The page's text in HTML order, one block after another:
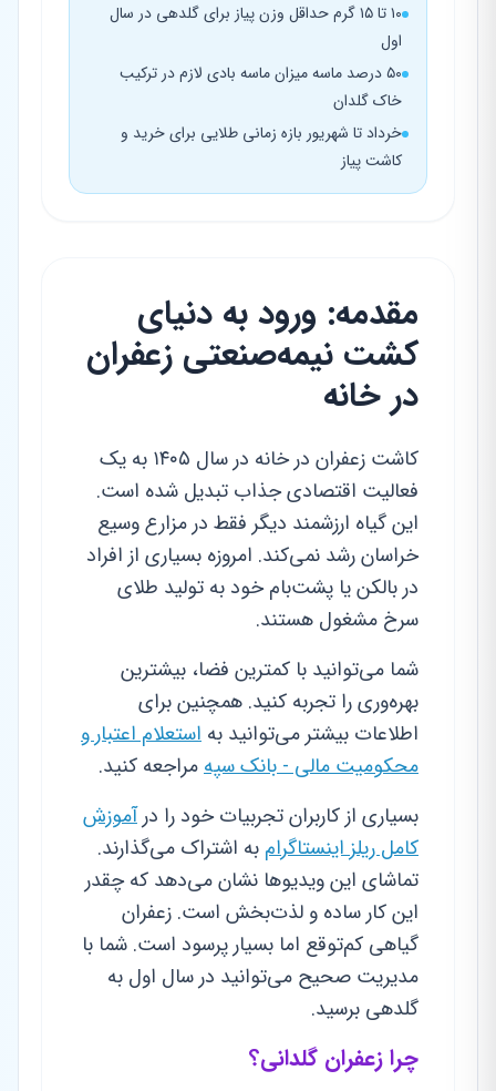
۱۰ تا ۱۵ گرم حداقل وزن پیاز برای گلدهی در سال
اول
۵۰ درصد ماسه میزان ماسه بادی لازم در ترکیب
خاک گلدان
خرداد تا شهریور بازه زمانی طلایی برای خرید و
کاشت پیاز
مقدمه: ورود به دنیای
کشت نیمه‌صنعتی زعفران
در خانه
کاشت زعفران در خانه در سال ۱۴۰۵ به یک
فعالیت اقتصادی جذاب تبدیل شده است.
این گیاه ارزشمند دیگر فقط در مزارع وسیع
خراسان رشد نمی‌کند. امروزه بسیاری از افراد
در بالکن یا پشت‌بام خود به تولید طلای
سرخ مشغول هستند.
شما می‌توانید با کمترین فضا، بیشترین
بهره‌وری را تجربه کنید. همچنین برای
اطلاعات بیشتر می‌توانید به استعلام اعتبار و
محکومیت مالی - بانک سپهمراجعه کنید.
بسیاری از کاربران تجربیات خود را درآموزش
کامل ریلز اینستاگرام به اشتراک می‌گذارند.
تماشای این ویدیوها نشان می‌دهد که چقدر
این کار ساده و لذت‌بخش است. زعفران
گیاهی کم‌توقع اما بسیار پرسود است. شما با
مدیریت صحیح می‌توانید در سال اول به
گلدهی برسید.
چرا زعفران گلدانی؟